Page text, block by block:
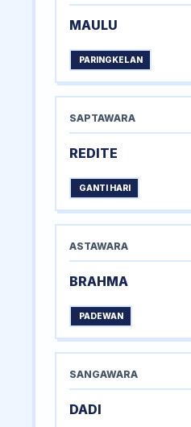
MAULU
PARINGKELAN
SAPTAWARA
REDITE
GANTI HARI
ASTAWARA
BRAHMA
PADEWAN
SANGAWARA
DADI